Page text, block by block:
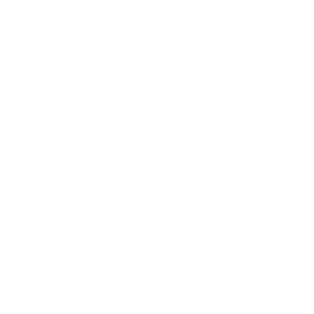
Videos und Fotos mit maximaler Transparenz
und dem dazugehörigen Video Tutorial
Glass schnell, einfach und exakt. Das
oder Mikrofone und erst recht keine Blasen